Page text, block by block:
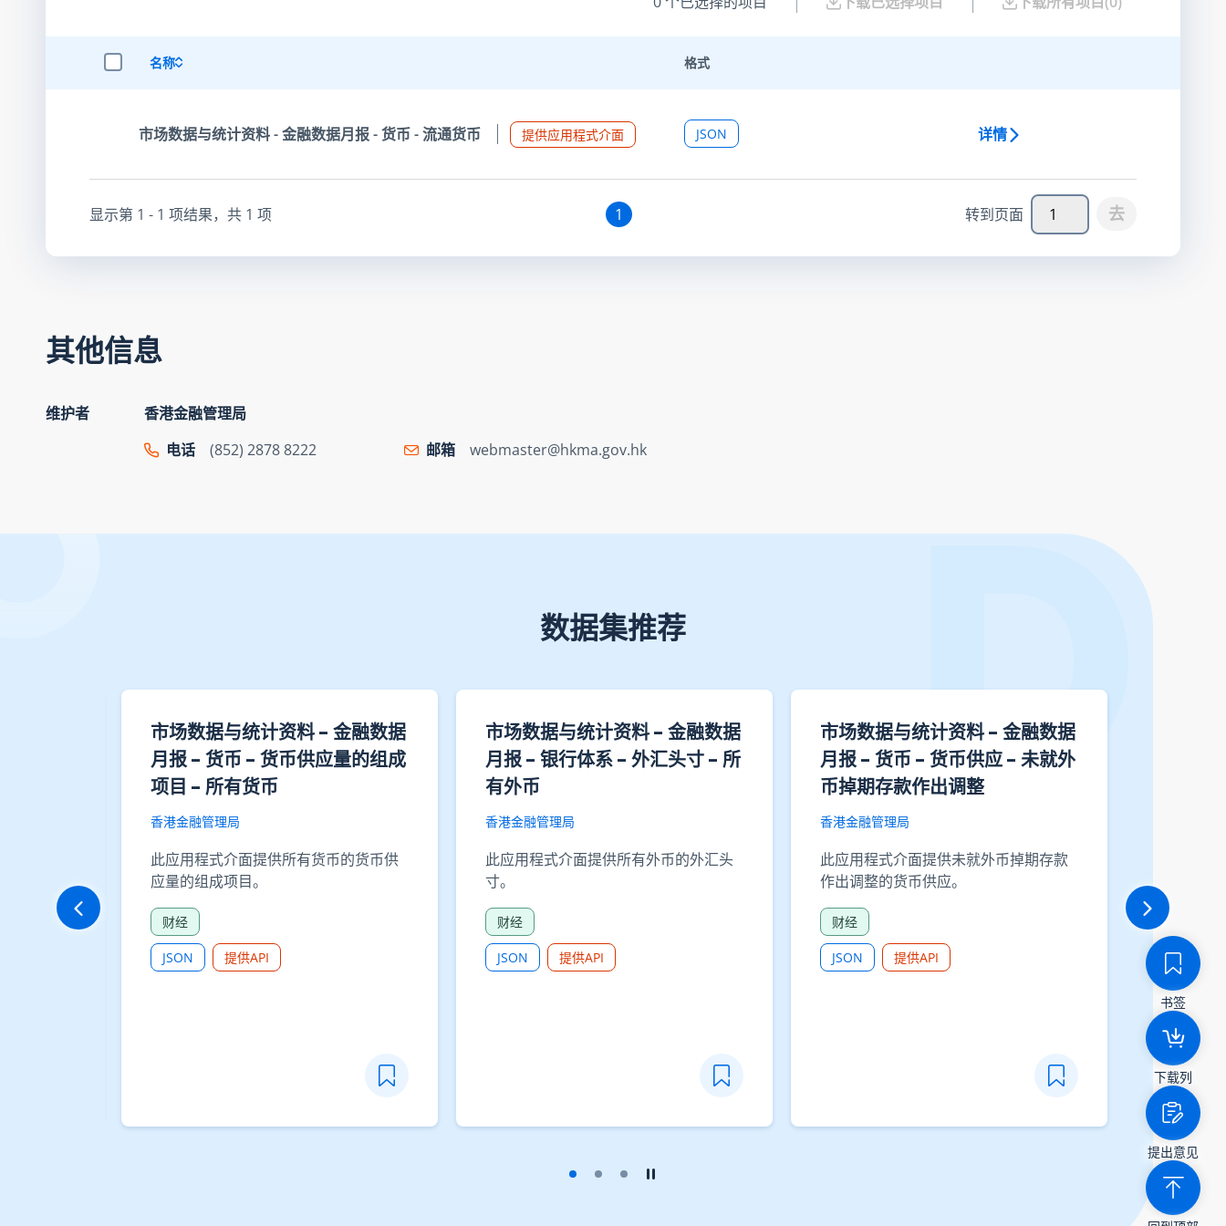
名称 格式
市场数据与统计资料 - 金融数据月报 - 货币 - 流通货币 提供应用程式介面 JSON 详情
显示第 1 - 1 项结果，共 1 项 1 转到页面 去
其他信息
维护者
香港金融管理局
电话
(852) 2878 8222 邮箱 webmaster@hkma.gov.hk
数据集推荐
市场数据与统计资料 - 金融数据
月报 - 货币 - 货币供应量的组成
项目 - 所有货币
香港金融管理局
此应用程式介面提供所有货币的货币供
应量的组成项目。
财经
JSON 提供API
市场数据与统计资料 - 金融数据
月报 - 银行体系 - 外汇头寸 - 所
有外币
香港金融管理局
此应用程式介面提供所有外币的外汇头
寸。
财经
JSON 提供API
市场数据与统计资料 - 金融数据
月报 - 货币 - 货币供应 - 未就外
币掉期存款作出调整
香港金融管理局
此应用程式介面提供未就外币掉期存款
作出调整的货币供应。
财经
JSON 提供API
财经
JSON
书签
下载列
提出意见